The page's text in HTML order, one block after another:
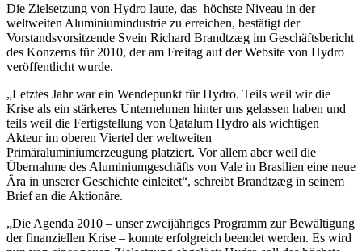
Die Zielsetzung von Hydro laute, das höchste Niveau in der
weltweiten Aluminiumindustrie zu erreichen, bestätigt der
Vorstandsvorsitzende Svein Richard Brandtzæg im Geschäftsbericht
des Konzerns für 2010, der am Freitag auf der Website von Hydro
veröffentlicht wurde.
„Letztes Jahr war ein Wendepunkt für Hydro. Teils weil wir die
Krise als ein stärkeres Unternehmen hinter uns gelassen haben und
teils weil die Fertigstellung von Qatalum Hydro als wichtigen
Akteur im oberen Viertel der weltweiten
Primäraluminiumerzeugung platziert. Vor allem aber weil die
Übernahme des Aluminiumgeschäfts von Vale in Brasilien eine neue
Ära in unserer Geschichte einleitet“, schreibt Brandtzæg in seinem
Brief an die Aktionäre.
„Die Agenda 2010 – unser zweijähriges Programm zur Bewältigung
der finanziellen Krise – konnte erfolgreich beendet werden. Es wird